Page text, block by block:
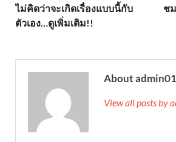
ไม่คิดว่าจะเกิดเรื่องแบบนี้กับ
ตัวเอง…ดูเพิ่มเติม!!
ช
About admin01
View all posts by